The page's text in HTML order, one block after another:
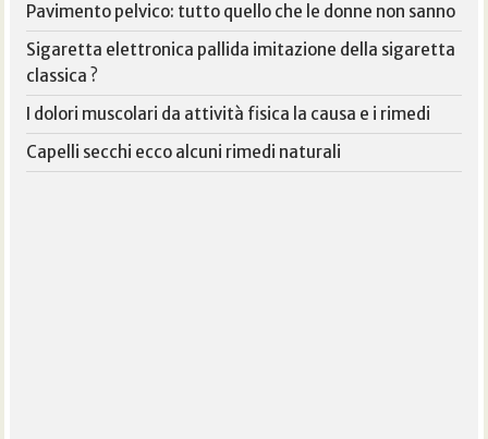
Pavimento pelvico: tutto quello che le donne non sanno
Sigaretta elettronica pallida imitazione della sigaretta
classica ?
I dolori muscolari da attività fisica la causa e i rimedi
Capelli secchi ecco alcuni rimedi naturali